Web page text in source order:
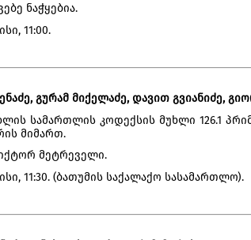
ნაჭყებია.
11:00.
გურამ მიქელაძე, დავით გვიანიძე,
სამართლის კოდექსის მუხლი 126.1
მიმართ.
მეტრეველი.
11:30. (ბათუმის საქალაქო სასამართლო).